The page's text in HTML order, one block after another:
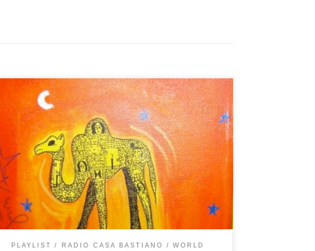
Terza ed ultima parte di una serie di playlist
particolarmente ispirate realizzate nel 2009 e
colpevolmente lasciate fuori dall’archivio di
casabastiano.com Insieme alla parte 1 e parte 2, sono
state tutte felicemente recuperate in questo periodo
di quarantena e ora suonano di nuovo tra le pareti di
Casa Bastiano (per […]
PLAYLIST RADIO CASA BASTIANO WORLD